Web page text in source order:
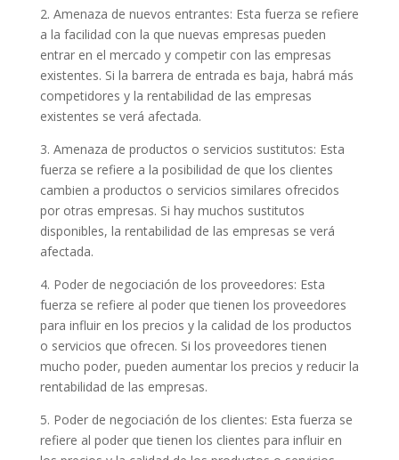
2. Amenaza de nuevos entrantes: Esta fuerza se refiere
a la facilidad con la que nuevas empresas pueden
entrar en el mercado y competir con las empresas
existentes. Si la barrera de entrada es baja, habrá más
competidores y la rentabilidad de las empresas
existentes se verá afectada.
3. Amenaza de productos o servicios sustitutos: Esta
fuerza se refiere a la posibilidad de que los clientes
cambien a productos o servicios similares ofrecidos
por otras empresas. Si hay muchos sustitutos
disponibles, la rentabilidad de las empresas se verá
afectada.
4. Poder de negociación de los proveedores: Esta
fuerza se refiere al poder que tienen los proveedores
para influir en los precios y la calidad de los productos
o servicios que ofrecen. Si los proveedores tienen
mucho poder, pueden aumentar los precios y reducir la
rentabilidad de las empresas.
5. Poder de negociación de los clientes: Esta fuerza se
refiere al poder que tienen los clientes para influir en